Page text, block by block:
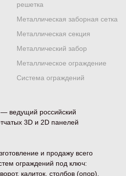
ведущий российский
3D и 2D панелей
и продажу всего
ограждений под ключ:
калиток, столбов (опор),
решетка
Металлическая заборная сетка
Металлическая секция
Металлический забор
Металлическое ограждение
Система ограждений